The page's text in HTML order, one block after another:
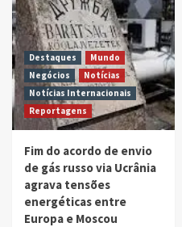
Destaques
Mundo
Negócios
Notícias
Notícias Internacionais
Reportagens
Fim do acordo de envio
de gás russo via Ucrânia
agrava tensões
energéticas entre
Europa e Moscou